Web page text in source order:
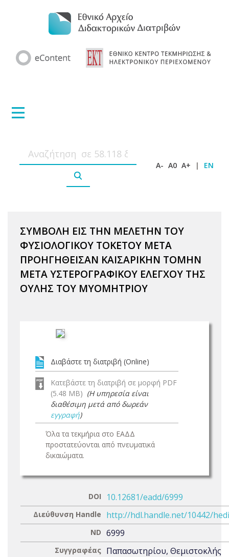
A- A0 A+ | EN
ΣΥΜΒΟΛΗ ΕΙΣ ΤΗΝ ΜΕΛΕΤΗΝ ΤΟΥ
ΦΥΣΙΟΛΟΓΙΚΟΥ ΤΟΚΕΤΟΥ ΜΕΤΑ
ΠΡΟΗΓΗΘΕΙΣΑΝ ΚΑΙΣΑΡΙΚΗΝ ΤΟΜΗΝ
ΜΕΤΑ ΥΣΤΕΡΟΓΡΑΦΙΚΟΥ ΕΛΕΓΧΟΥ ΤΗΣ
ΟΥΛΗΣ ΤΟΥ ΜΥΟΜΗΤΡΙΟΥ
Διαβάστε τη διατριβή (Online)
Κατεβάστε τη διατριβή σε μορφή PDF
(5.48 MB) (Η υπηρεσία είναι
διαθέσιμη μετά από δωρεάν
εγγραφή)
Όλα τα τεκμήρια στο ΕΑΔΔ
προστατεύονται από πνευματικά
δικαιώματα.
DOI 10.12681/eadd/6999
Διεύθυνση Handle http://hdl.handle.net/10442/
ND 6999
Συγγραφέας Παπασωτηρίου, Θεμιστοκλής